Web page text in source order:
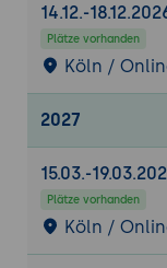
Leistung
Styling und
Das
Twig
Twig
Eine
Seiten
14.12.-
Plätze vorhanden
Köln /
2027
15.03.-
Plätze vorhanden
Köln /